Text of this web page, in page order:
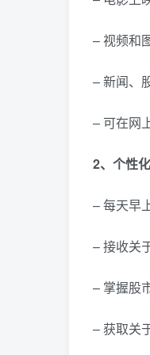
– 视频和
– 新闻、
– 可在网
2、个性
– 每天早
– 接收关
– 掌握股
– 获取关